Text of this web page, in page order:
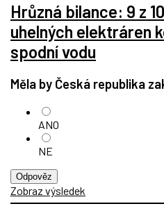
Hrůzná bilance: 9 z
uhelných elektráren
spodní vodu
Měla by Česká republika
ANO
NE
Odpověz
Zobraz výsledek